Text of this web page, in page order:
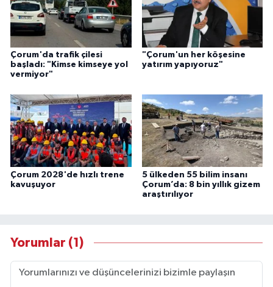
Çorum'da trafik çilesi
başladı: "Kimse kimseye yol
vermiyor"
"Çorum'un her köşesine
yatırım yapıyoruz"
Çorum 2028'de hızlı trene
kavuşuyor
5 ülkeden 55 bilim insanı
Çorum’da: 8 bin yıllık gizem
araştırılıyor
Yorumlar (1)